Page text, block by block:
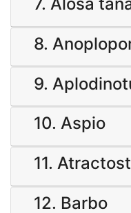
8.
9.
10. Aspio
11.
12. Barbo